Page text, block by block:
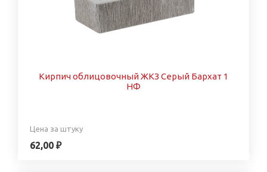
Кирпич облицовочный ЖКЗ Серый Бархат 1
НФ
Цена за штуку
62,00 ₽